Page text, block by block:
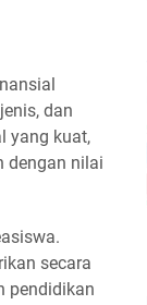
dan
yang kuat,
dengan nilai
secara
pendidikan